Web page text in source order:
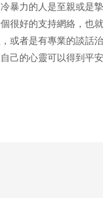
暴力的人是至親或是
很好的支持網絡，也
或者是有專業的談話
己的心靈可以得到平